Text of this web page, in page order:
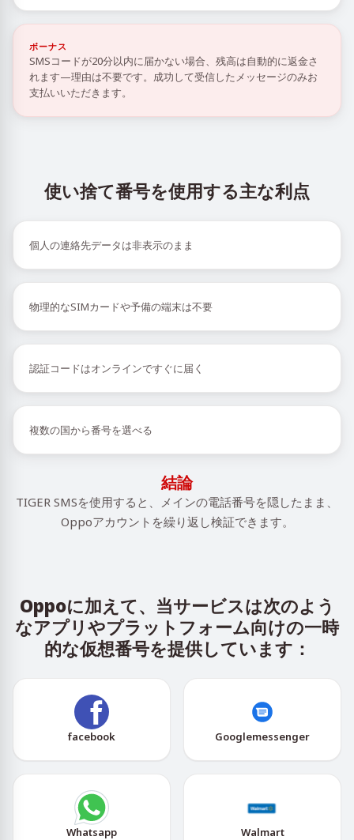
ボーナス
SMSコードが20分以内に届かない場合、残高は自動的に返金さ
れます—理由は不要です。成功して受信したメッセージのみお
支払いいただきます。
使い捨て番号を使用する主な利点
個人の連絡先データは非表示のまま
物理的なSIMカードや予備の端末は不要
認証コードはオンラインですぐに届く
複数の国から番号を選べる
結論
TIGER SMSを使用すると、メインの電話番号を隠したまま、
Oppoアカウントを繰り返し検証できます。
Oppoに加えて、当サービスは次のよう
なアプリやプラットフォーム向けの一時
的な仮想番号を提供しています：
facebook Googlemessenger
Whatsapp Walmart